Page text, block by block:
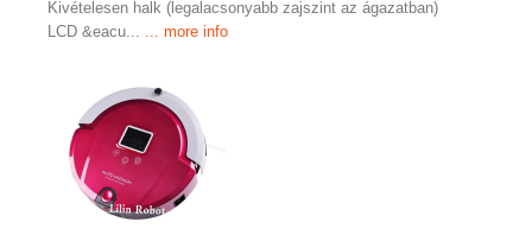
Kivételesen halk (legalacsonyabb zajszint az ágazatban)
LCD &eacu...
... more info